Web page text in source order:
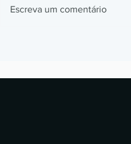
Escreva um comentário